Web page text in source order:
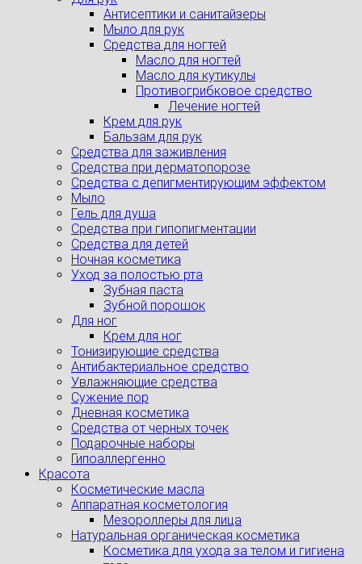
Антисептики и санитайзеры
Мыло для рук
Средства для ногтей
Масло для ногтей
Масло для кутикулы
Противогрибковое средство
Лечение ногтей
Крем для рук
Бальзам для рук
Средства для заживления
Средства при дерматопорозе
Cредства с депигментирующим эффектом
Мыло
Гель для душа
Средства при гипопигментации
Средства для детей
Ночная косметика
Уход за полостью рта
Зубная паста
Зубной порошок
Для ног
Крем для ног
Тонизирующие средства
Антибактериальное средство
Увлажняющие средства
Сужение пор
Дневная косметика
Средства от черных точек
Подарочные наборы
Гипоаллергенно
Красота
Косметические масла
Аппаратная косметология
Мезороллеры для лица
Натуральная органическая косметика
Косметика для ухода за телом и гигиена